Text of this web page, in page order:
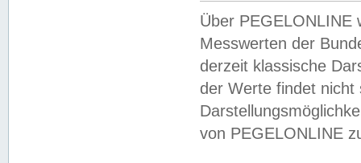
Über PEGELONLINE
Messwerten der
derzeit klassische
der Werte findet
von PEGELONLINE